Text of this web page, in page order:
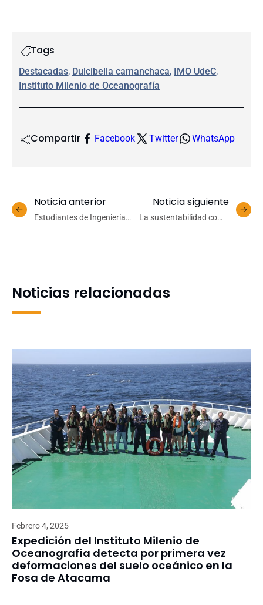
Tags
Destacadas, Dulcibella camanchaca, IMO UdeC
Instituto Milenio de Oceanografía
Compartir Facebook Twitter WhatsApp
Noticia anterior
Estudiantes de Ingeniería
Noticia siguiente
La sustentabilidad como
Noticias relacionadas
Febrero 4, 2025
Expedición del Instituto Milenio de
Oceanografía detecta por primera vez
deformaciones del suelo oceánico en la
Fosa de Atacama